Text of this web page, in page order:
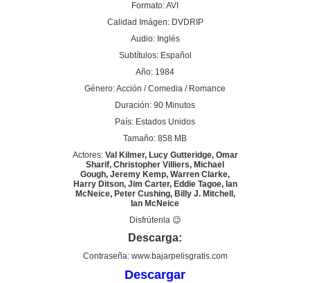
Formato: AVI
Calidad Imágen: DVDRIP
Audio: Inglés
Subtítulos: Español
Año: 1984
Género: Acción / Comedia / Romance
Duración: 90 Minutos
País: Estados Unidos
Tamaño: 858 MB
Actores: Val Kilmer, Lucy Gutteridge, Omar
Sharif, Christopher Villiers, Michael
Gough, Jeremy Kemp, Warren Clarke,
Harry Ditson, Jim Carter, Eddie Tagoe, Ian
McNeice, Peter Cushing, Billy J. Mitchell,
Ian McNeice
Disfrútenla 😉
Descarga:
Contraseña: www.bajarpelisgratis.com
Descargar